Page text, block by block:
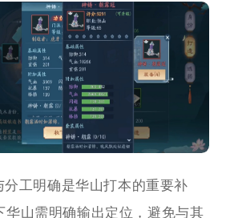
分工明确是华山打本的重要补
华山需明确输出定位，避免与其